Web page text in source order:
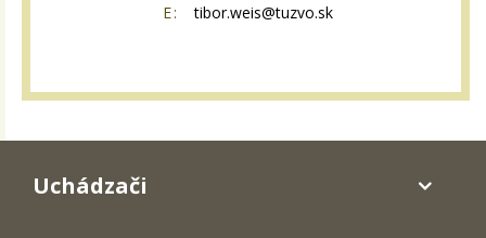
E:
tibor.weis@tuzvo.sk
Uchádzači